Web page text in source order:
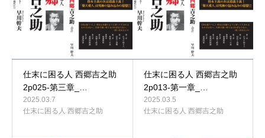
仕末に困る人 西郷吉之助
2p025-第三章_…
2025.03.7
仕末に困る人 西郷吉之助
仕末に困る人 西郷吉之助
2p013-第一章_…
2025.03.5
仕末に困る人 西郷吉之助